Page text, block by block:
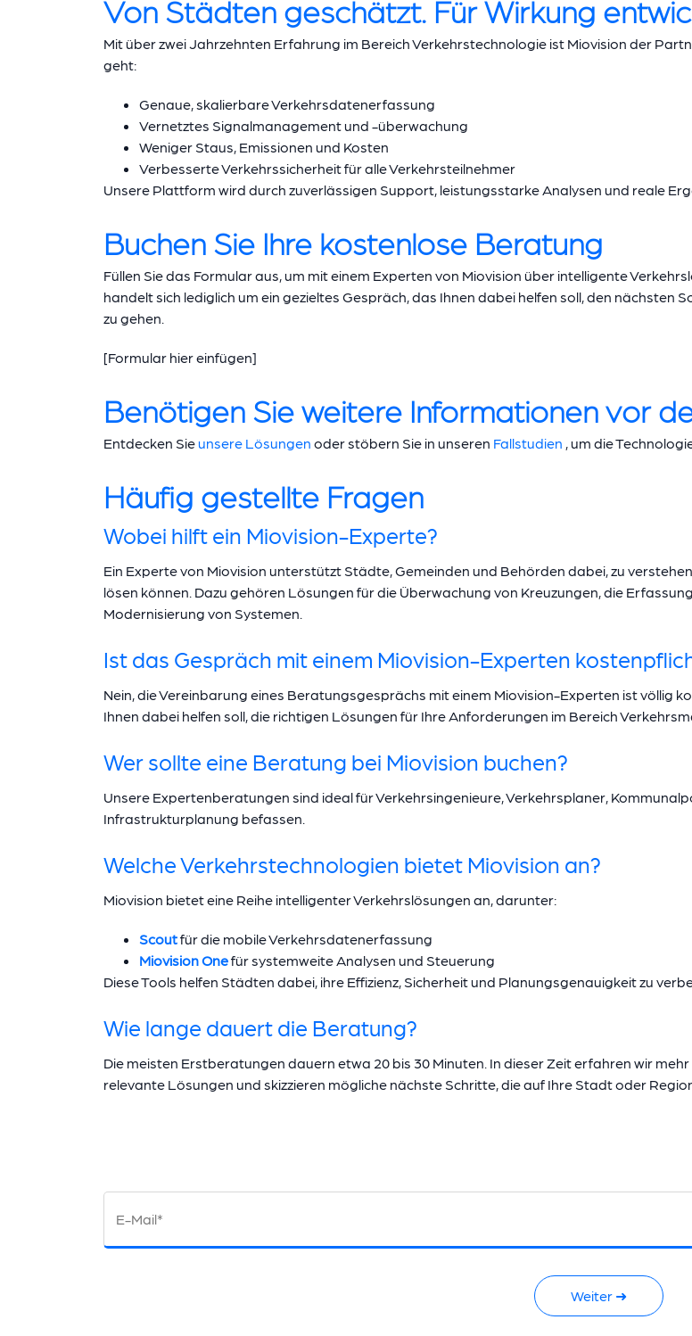
Von Städten geschätzt. Für Wirkung
Mit über zwei Jahrzehnten Erfahrung im Bereich Verkehrstechnologie ist Miovision der
geht:
Genaue, skalierbare Verkehrsdatenerfassung
Vernetztes Signalmanagement und -überwachung
Weniger Staus, Emissionen und Kosten
Verbesserte Verkehrssicherheit für alle Verkehrsteilnehmer
Unsere Plattform wird durch zuverlässigen Support, leistungsstarke Analysen und reale
Buchen Sie Ihre kostenlose Beratung
Füllen Sie das Formular aus, um mit einem Experten von Miovision über intelligente
handelt sich lediglich um ein gezieltes Gespräch, das Ihnen dabei helfen soll, den nächsten
zu gehen.
[Formular hier einfügen]
Benötigen Sie weitere Informationen vor
Entdecken Sieunsere Lösungen oder stöbern Sie in unseren Fallstudien , um die
Häufig gestellte Fragen
Wobei hilft ein Miovision-Experte?
Ein Experte von Miovision unterstützt Städte, Gemeinden und Behörden dabei, zu
lösen können. Dazu gehören Lösungen für die Überwachung von Kreuzungen, die
Modernisierung von Systemen.
Ist das Gespräch mit einem Miovision-Experten
Nein, die Vereinbarung eines Beratungsgesprächs mit einem Miovision-Experten ist völlig
Ihnen dabei helfen soll, die richtigen Lösungen für Ihre Anforderungen im Bereich
Wer sollte eine Beratung bei Miovision buchen?
Unsere Expertenberatungen sind ideal für Verkehrsingenieure, Verkehrsplaner,
Infrastrukturplanung befassen.
Welche Verkehrstechnologien bietet Miovision an?
Miovision bietet eine Reihe intelligenter Verkehrslösungen an, darunter:
Scoutfür die mobile Verkehrsdatenerfassung
Miovision Onefür systemweite Analysen und Steuerung
Diese Tools helfen Städten dabei, ihre Effizienz, Sicherheit und Planungsgenauigkeit zu
Wie lange dauert die Beratung?
Die meisten Erstberatungen dauern etwa 20 bis 30 Minuten. In dieser Zeit erfahren wir
relevante Lösungen und skizzieren mögliche nächste Schritte, die auf Ihre Stadt oder
E-Mail*
Weiter ➜